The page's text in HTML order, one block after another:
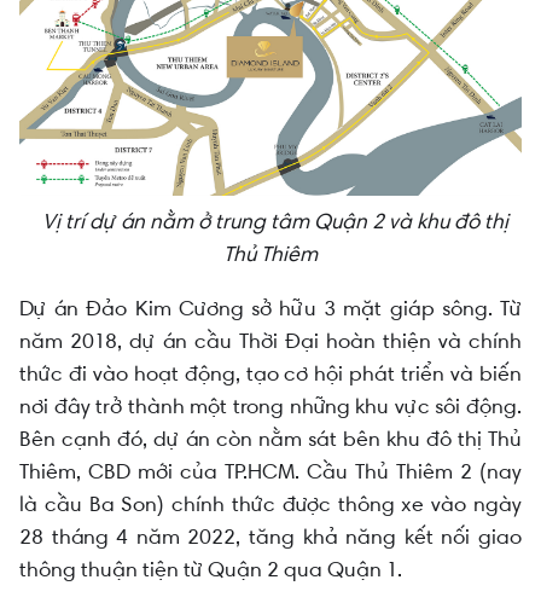
Vị trí dự án nằm ở trung tâm Quận 2 và khu đô thị
Thủ Thiêm
Dự án Đảo Kim Cương sở hữu 3 mặt giáp sông. Từ
năm 2018, dự án cầu Thời Đại hoàn thiện và chính
thức đi vào hoạt động, tạo cơ hội phát triển và biến
nơi đây trở thành một trong những khu vực sôi động.
Bên cạnh đó, dự án còn nằm sát bên khu đô thị Thủ
Thiêm, CBD mới của TP.HCM. Cầu Thủ Thiêm 2 (nay
là cầu Ba Son) chính thức được thông xe vào ngày
28 tháng 4 năm 2022, tăng khả năng kết nối giao
thông thuận tiện từ Quận 2 qua Quận 1.